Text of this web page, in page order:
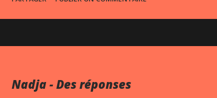
Nadja - Des réponses